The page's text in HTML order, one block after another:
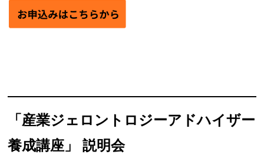
「産業ジェロントロジーアドハイザー
養成講座」 説明会